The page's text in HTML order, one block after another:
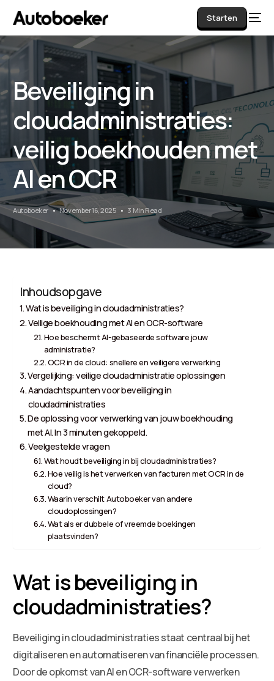
Starten
Beveiliging in
cloudadministraties:
veilig boekhouden met
AI en OCR
Autoboeker November 16, 2025 3 Min Read
Inhoudsopgave
Wat is beveiliging in cloudadministraties?
Veilige boekhouding met AI en OCR-software
Hoe beschermt AI-gebaseerde software jouw
administratie?
OCR in de cloud: snellere en veiligere verwerking
Vergelijking: veilige cloudadministratie oplossingen
Aandachtspunten voor beveiliging in
cloudadministraties
De oplossing voor verwerking van jouw boekhouding
met AI. In 3 minuten gekoppeld.
Veelgestelde vragen
Wat houdt beveiliging in bij cloudadministraties?
Hoe veilig is het verwerken van facturen met OCR in de
cloud?
Waarin verschilt Autoboeker van andere
cloudoplossingen?
Wat als er dubbele of vreemde boekingen
plaatsvinden?
Wat is beveiliging in
cloudadministraties?
Beveiliging in cloudadministraties staat centraal bij het
digitaliseren en automatiseren van financiële processen.
Door de opkomst van AI en OCR-software verwerken
AI